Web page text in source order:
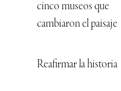
cinco museos que
cambiaron el paisaje
Reafirmar la historia